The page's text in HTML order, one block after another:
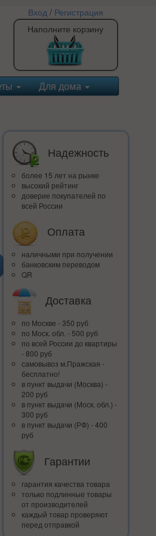
Вход/ Регистрация
Наполните корзину
Для дома
Надежность
более 15 лет на рынке
высокий рейтинг
доверие покупателей по
всей России
Оплата
наличными при получении
банковским переводом
QR
Доставка
по Москве - 350 руб
по Моск. обл. - 500 руб
по всей Росcии до квартиры
- 800 руб
самовывоз м.Пражская -
бесплатно!
в пункт выдачи (Москва) -
200 руб
в пункт выдачи (Моск. обл.) -
300 руб
в пункт выдачи (РФ) - 400
руб
Гарантии
гарантия качества товара
только подлинные товары
от производителей
каждый товар проверяют
перед отправкой